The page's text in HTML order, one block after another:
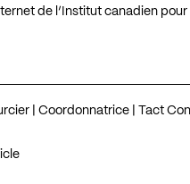
de l’Institut canadien pour
| Coordonnatrice | Tact